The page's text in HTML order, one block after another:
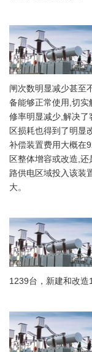
闸次数明显减少甚至
备能够正常使用,切
修率明显减少,解决了
区损耗也得到了明显
补偿装置费用大概在
区整体增容或改造,
路供电区域投入该装
大。
1239台，新建和改造